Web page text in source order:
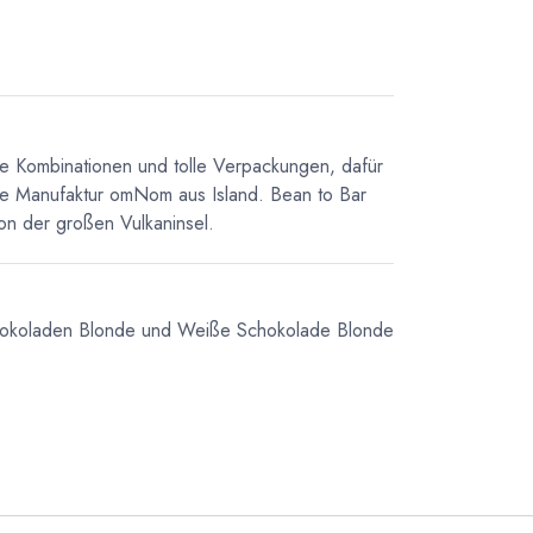
Kombinationen und tolle Verpackungen, dafür
Manufaktur omNom aus Island. Bean to Bar
der großen Vulkaninsel.
Blonde und Weiße Schokolade Blonde